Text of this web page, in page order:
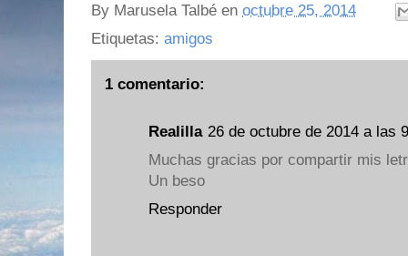
By Marusela Talbé en octubre 25, 2014
Etiquetas: amigos
1 comentario:
Realilla 26 de octubre de 2014 a las
Muchas gracias por compartir mis
Un beso
Responder